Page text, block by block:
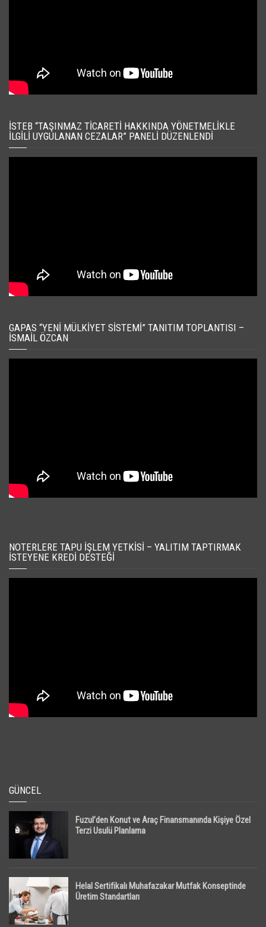
İSTEB “TAŞINMAZ TICARETI HAKKINDA YÖNETMELIKLE
İLGILI UYGULANAN CEZALAR” PANELI DÜZENLENDI
GAPAS “YENI MÜLKIYET SISTEMI” TANITIM TOPLANTISI –
İSMAIL ÖZCAN
NOTERLERE TAPU İŞLEM YETKISI – YALITIM TAPTIRMAK
İSTEYENE KREDI DESTEĞI
GÜNCEL
Fuzul’den Konut ve Araç Finansmanında Kişiye Özel
Terzi Usulü Planlama
Helal Sertifikalı Muhafazakar Mutfak Konseptinde
Üretim Standartları